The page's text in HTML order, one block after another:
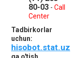
80-03 - Call
Center
Tadbirkorlar
uchun:
hisobot.stat.uz